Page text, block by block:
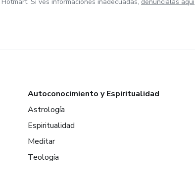
Autoconocimiento y Espiritualidad
Astrología
Espiritualidad
Meditar
Teología